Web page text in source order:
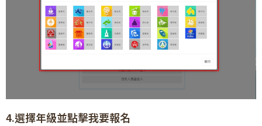
4.選擇年級並點擊我要報名